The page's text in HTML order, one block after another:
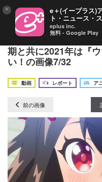
待望のゲームもいよ
期と共に2021年は『
い！の画像7/32
動画
レポート ア
前の画像
× e＋(イープラス)
ト・ニュース・
eplus inc.
無料 - Google Play